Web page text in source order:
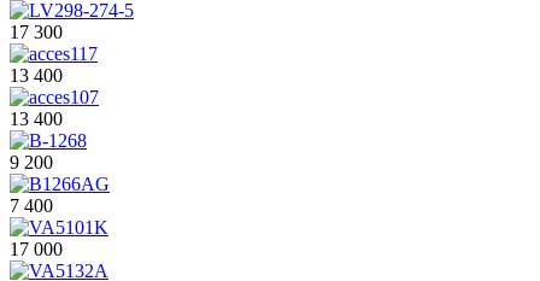
17 300
13 400
13 400
9 200
7 400
17 000